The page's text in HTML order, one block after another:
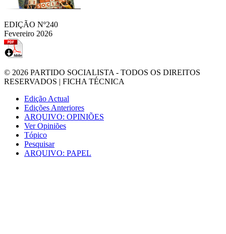
EDIÇÃO Nº240
Fevereiro 2026
© 2026 PARTIDO SOCIALISTA - TODOS OS DIREITOS
RESERVADOS | FICHA TÉCNICA
Edição Actual
Edições Anteriores
ARQUIVO: OPINIÕES
Ver Opiniões
Tópico
Pesquisar
ARQUIVO: PAPEL